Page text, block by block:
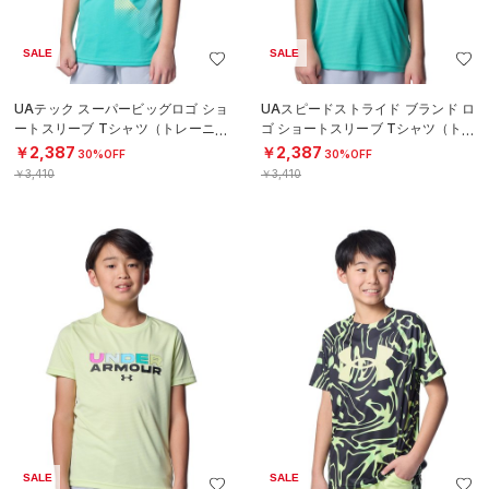
SALE
UAテック スーパービッグロゴ ショ
ートスリーブ Tシャツ（トレーニン
グ/BOYS）
￥2,387 30%OFF
￥3,410
SALE
UAスピードストライド ブランド ロ
ゴ ショートスリーブ Tシャツ（トレ
ーニング/BOYS）
￥2,387 30%OFF
￥3,410
SALE SALE